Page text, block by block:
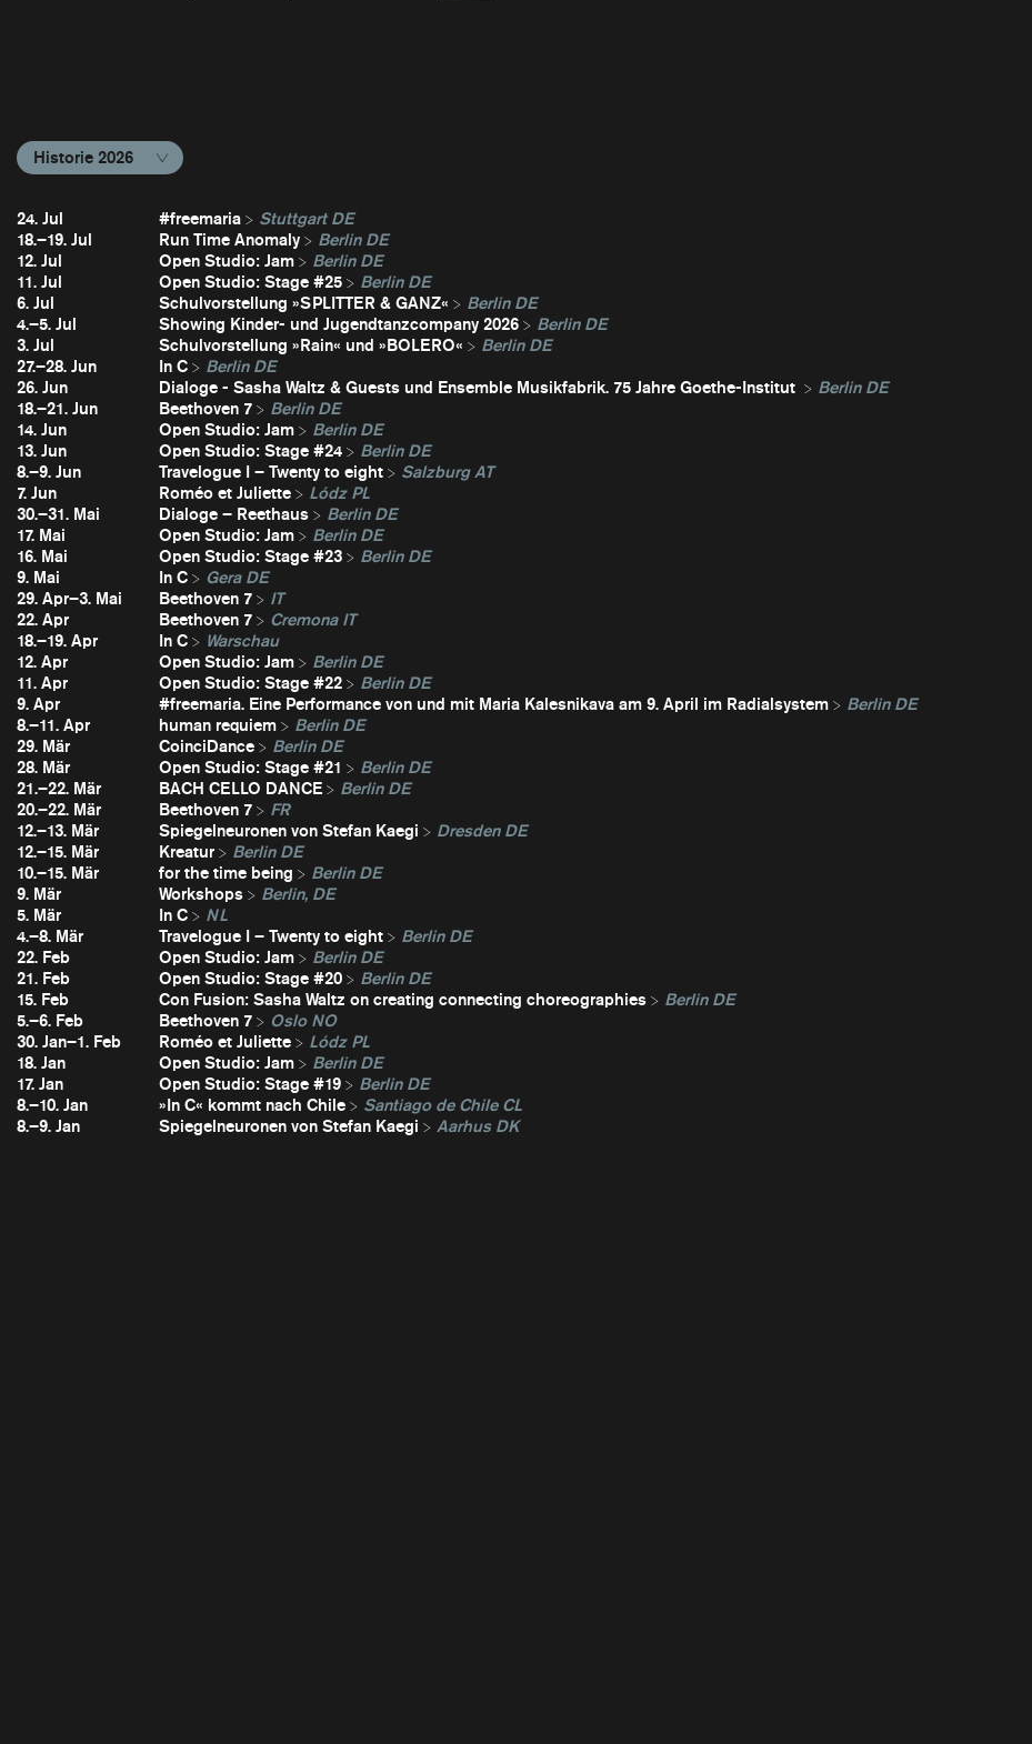
Historie 2026
24. Jul #freemaria
Stuttgart DE
18.–19. Jul
Run Time Anomaly
Berlin DE
12. Jul
Open Studio: Jam
Berlin DE
11. Jul
Open Studio: Stage #25
Berlin DE
6. Jul
Schulvorstellung »SPLITTER & GANZ«
Berlin DE
4.–5. Jul
Showing Kinder- und Jugendtanzcompany 2026
Berlin DE
3. Jul
Schulvorstellung »Rain« und »BOLERO«
Berlin DE
27.–28. Jun
In C
Berlin DE
26. Jun
Dialoge - Sasha Waltz & Guests und Ensemble Musikfabrik. 75 Jahre Goethe-Institut
Berlin DE
18.–21. Jun
Beethoven 7
Berlin DE
14. Jun
Open Studio: Jam
Berlin DE
13. Jun
Open Studio: Stage #24
Berlin DE
8.–9. Jun
Travelogue I – Twenty to eight
Salzburg AT
7. Jun
Roméo et Juliette
Lódz PL
30.–31. Mai
Dialoge – Reethaus
Berlin DE
17. Mai
Open Studio: Jam
Berlin DE
16. Mai
Open Studio: Stage #23
Berlin DE
9. Mai
In C
Gera DE
29. Apr–3. Mai
Beethoven 7
IT
22. Apr
Beethoven 7
Cremona IT
18.–19. Apr
In C
Warschau
12. Apr
Open Studio: Jam
Berlin DE
11. Apr
Open Studio: Stage #22
Berlin DE
9. Apr
#freemaria. Eine Performance von und mit Maria Kalesnikava am 9. April im Radialsystem
Berlin DE
8.–11. Apr
human requiem
Berlin DE
29. Mär
CoinciDance
Berlin DE
28. Mär
Open Studio: Stage #21
Berlin DE
21.–22. Mär
BACH CELLO DANCE
Berlin DE
20.–22. Mär
Beethoven 7
FR
12.–13. Mär
Spiegelneuronen von Stefan Kaegi
Dresden DE
12.–15. Mär
Kreatur
Berlin DE
10.–15. Mär
for the time being
Berlin DE
9. Mär
Workshops
Berlin, DE
5. Mär
In C
NL
4.–8. Mär
Travelogue I – Twenty to eight
Berlin DE
22. Feb
Open Studio: Jam
Berlin DE
21. Feb
Open Studio: Stage #20
Berlin DE
15. Feb
Con Fusion: Sasha Waltz on creating connecting choreographies
Berlin DE
5.–6. Feb
Beethoven 7
Oslo NO
30. Jan–1. Feb
Roméo et Juliette
Lódz PL
18. Jan
Open Studio: Jam
Berlin DE
17. Jan
Open Studio: Stage #19
Berlin DE
8.–10. Jan
»In C« kommt nach Chile
Santiago de Chile CL
8.–9. Jan
Spiegelneuronen von Stefan Kaegi Aarhus DK